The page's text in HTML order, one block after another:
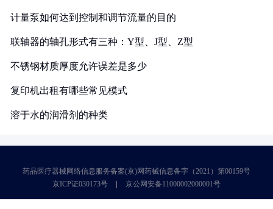
计量泵如何达到控制和调节流量的目的
联轴器的轴孔形式有三种：Y型、J型、Z型
不锈钢材质厚度允许误差是多少
复印机出租有哪些常见模式
溶于水的润滑剂的种类
药品医疗器械网络信息服务备案(京)网药械信息备字（2021）第00159号
京ICP证030173号
京公网安备11000002000001号